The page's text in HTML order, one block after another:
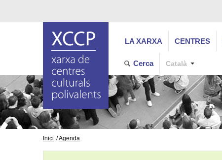
LA XARXA CENTRES
Cerca Català
Inici Agenda